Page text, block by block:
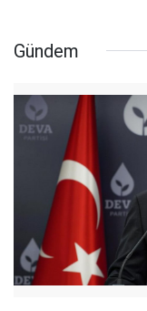
Gündem